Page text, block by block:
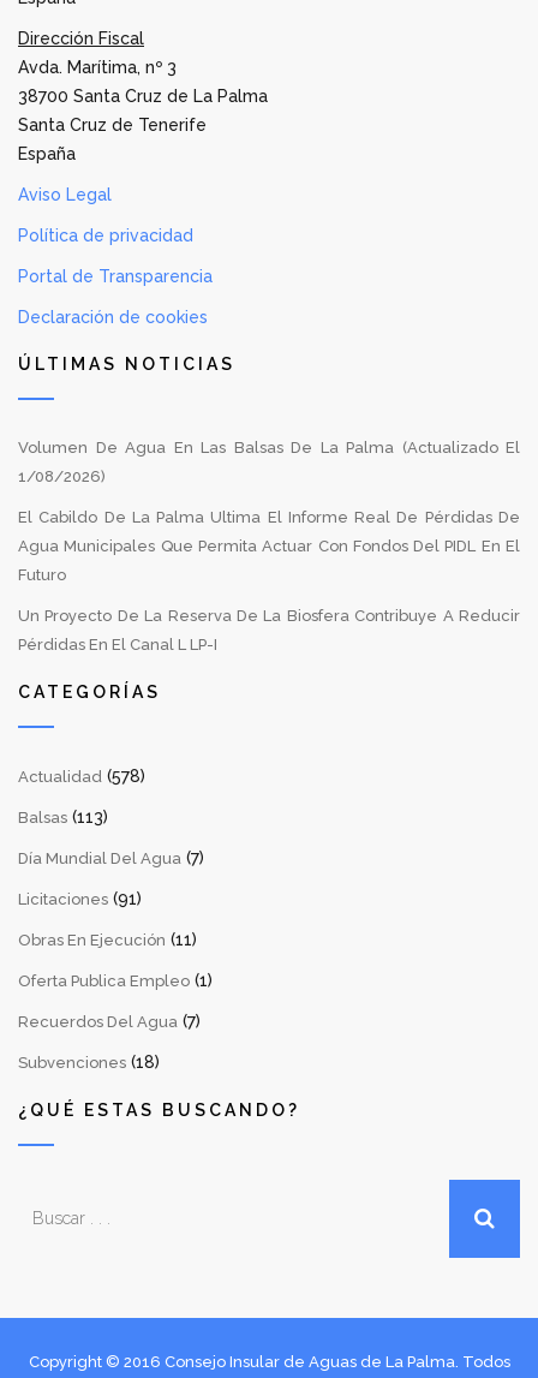
Dirección Fiscal
Avda. Marítima, nº 3
38700 Santa Cruz de La Palma
Santa Cruz de Tenerife
España
Aviso Legal
Política de privacidad
Portal de Transparencia
Declaración de cookies
ÚLTIMAS NOTICIAS
Volumen De Agua En Las Balsas De La Palma (Actualizado El
1/08/2026)
El Cabildo De La Palma Ultima El Informe Real De Pérdidas De
Agua Municipales Que Permita Actuar Con Fondos Del PIDL En El
Futuro
Un Proyecto De La Reserva De La Biosfera Contribuye A Reducir
Pérdidas En El Canal L LP-I
CATEGORÍAS
Actualidad (578)
Balsas (113)
Día Mundial Del Agua (7)
Licitaciones (91)
Obras En Ejecución (11)
Oferta Publica Empleo (1)
Recuerdos Del Agua (7)
Subvenciones (18)
¿QUÉ ESTAS BUSCANDO?
Copyright © 2016 Consejo Insular de Aguas de La Palma. Todos